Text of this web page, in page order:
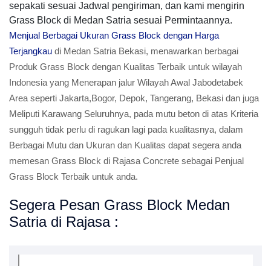
sepakati sesuai Jadwal pengiriman, dan kami mengirin
Grass Block di Medan Satria sesuai Permintaannya.
Menjual Berbagai Ukuran Grass Block dengan Harga
Terjangkau di Medan Satria Bekasi, menawarkan berbagai
Produk Grass Block dengan Kualitas Terbaik untuk wilayah
Indonesia yang Menerapan jalur Wilayah Awal Jabodetabek
Area seperti Jakarta,Bogor, Depok, Tangerang, Bekasi dan juga
Meliputi Karawang Seluruhnya, pada mutu beton di atas Kriteria
sungguh tidak perlu di ragukan lagi pada kualitasnya, dalam
Berbagai Mutu dan Ukuran dan Kualitas dapat segera anda
memesan Grass Block di Rajasa Concrete sebagai Penjual
Grass Block Terbaik untuk anda.
Segera Pesan Grass Block Medan
Satria di Rajasa :